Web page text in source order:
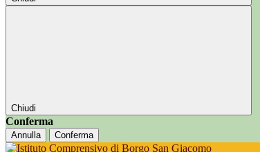
Chiudi
Conferma
Annulla Conferma